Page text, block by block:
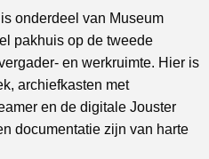
onderdeel van Museum
pakhuis op de tweede
en werkruimte. Hier is
archiefkasten met
en de digitale Jouster
documentatie zijn van harte